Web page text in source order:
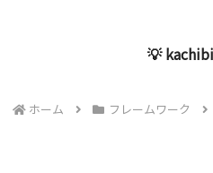
💡
ホーム フレームワーク